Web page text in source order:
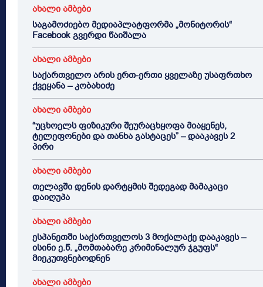
ახალი ამბები
საგამოძიებო მედიაპლატფორმა „მონიტორის“
Facebook გვერდი წაიშალა
ახალი ამბები
საქართველო არის ერთ-ერთი ყველაზე უსაფრთხო
ქვეყანა – კობახიძე
ახალი ამბები
“უცხოელს ფიზიკური შეურაცხყოფა მიაყენეს,
ტელეფონები და თანხა გასტაცეს” – დააკავეს 2
პირი
ახალი ამბები
თელავში დენის დარტყმის შედეგად მამაკაცი
დაიღუპა
ახალი ამბები
ესპანეთში საქართველოს 3 მოქალაქე დააკავეს –
ისინი ე.წ. „მომთაბარე კრიმინალურ ჯგუფს“
მიეკუთვნებოდნენ
ახალი ამბები